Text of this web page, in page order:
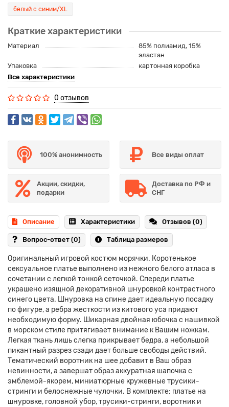
белый с синим/XL
Краткие характеристики
Материал
85% полиамид, 15%
эластан
Упаковка
картонная коробка
Все характеристики
0 отзывов
100% анонимность Все виды оплат
Акции, скидки,
подарки
Доставка по РФ и
СНГ
Описание Характеристики Отзывов (0)
Вопрос-ответ (0) Таблица размеров
Оригинальный игровой костюм морячки. Коротенькое
сексуальное платье выполнено из нежного белого атласа в
сочетании с легкой тонкой сеточкой. Спереди платье
украшено изящной декоративной шнуровкой контрастного
синего цвета. Шнуровка на спине дает идеальную посадку
по фигуре, а ребра жесткости из китового уса придают
необходимую форму. Шикарная двойная юбочка с нашивкой
в морском стиле притягивает внимание к Вашим ножкам.
Легкая ткань лишь слегка прикрывает бедра, а небольшой
пикантный разрез сзади дает больше свободы действий.
Тематический воротник на шее добавит в Ваш образ
невинности, а завершат образ аккуратная шапочка с
эмблемой-якорем, миниатюрные кружевные трусики-
стринги и белоснежные чулочки. В комплекте: платье на
шнуровке, головной убор, трусики-стринги, воротник и